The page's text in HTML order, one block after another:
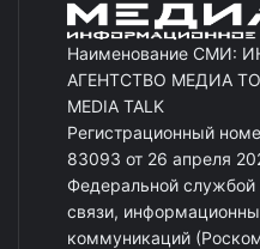
Наименование СМИ:
АГЕНТСТВО МЕДИА
MEDIA TALK
Регистрационный
83093 от 26 апреля
Федеральной
связи,
коммуникаций